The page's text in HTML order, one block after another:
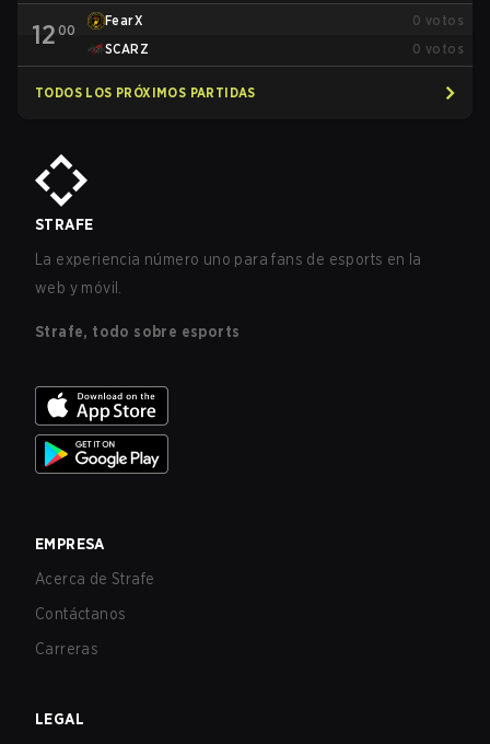
12 00
FearX 0 votos
SCARZ
0 votos
TODOS LOS PRÓXIMOS PARTIDAS
STRAFE
La experiencia número uno para fans de esports en la
web y móvil.
Strafe, todo sobre esports
EMPRESA
Acerca de Strafe
Contáctanos
Carreras
LEGAL